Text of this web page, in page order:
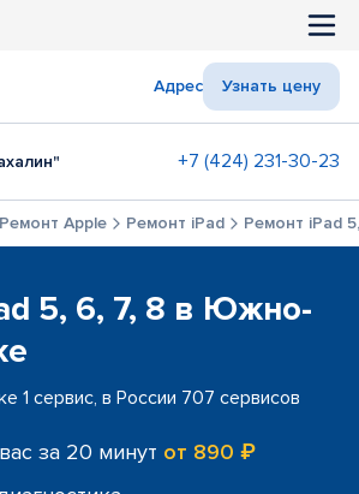
Адрес Узнать цену
+7 (424) 231-30-23
Ремонт Apple Ремонт iPad Ремонт iPad
5, 6, 7, 8 в Южно-
1 сервис, в России 707 сервисов
за 20 минут от 890 ₽